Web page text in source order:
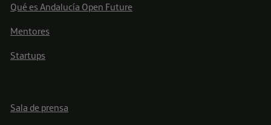
Qué es Andalucía Open Future
Mentores
Startups
Sala de prensa